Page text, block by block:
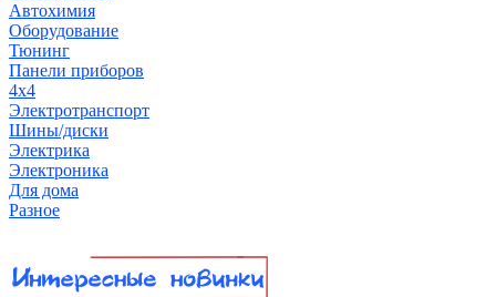
Автохимия
Оборудование
Тюнинг
Панели приборов
4x4
Электротранспорт
Шины/диски
Электрика
Электроника
Для дома
Разное